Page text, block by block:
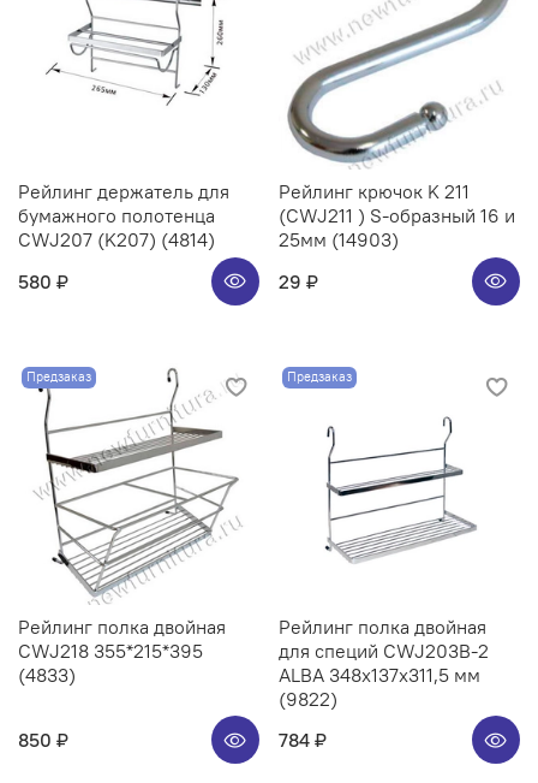
Рейлинг держатель для
бумажного полотенца
CWJ207 (K207) (4814)
580 ₽
Рейлинг крючок K 211
(CWJ211 ) S-образный 16 и
25мм (14903)
29 ₽
Предзаказ
Рейлинг полка двойная
CWJ218 355*215*395
(4833)
850 ₽
Предзаказ
Рейлинг полка двойная
для специй CWJ203B-2
ALBA 348x137x311,5 мм
(9822)
784 ₽